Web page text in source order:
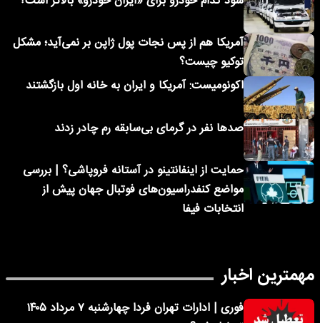
آمریکا هم از پس نجات پول ژاپن بر نمی‌آید؛ مشکل
توکیو چیست؟
اکونومیست: آمریکا و ایران به خانه اول بازگشتند
صدها نفر در گرمای بی‌سابقه رم چادر زدند
حمایت از اینفانتینو در آستانه فروپاشی؟ | بررسی
مواضع کنفدراسیون‌های فوتبال جهان پیش از
انتخابات فیفا
مهمترین اخبار
فوری | ادارات تهران فردا چهارشنبه ۷ مرداد ۱۴۰۵